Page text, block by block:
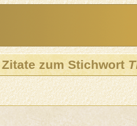
Zitate zum Stichwort